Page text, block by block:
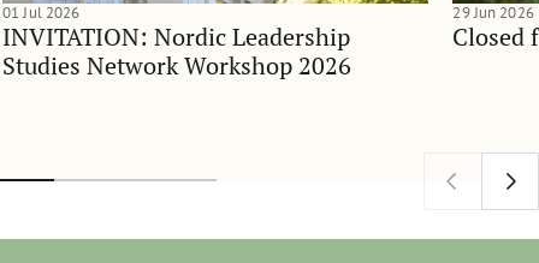
INVITATION: Nordic Leadership
Studies Network Workshop 2026
01 Jul 2026
Closed
29 Jun 2026